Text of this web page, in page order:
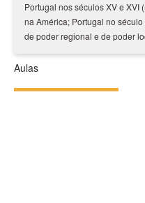
Portugal nos séculos XV e XVI
na América; Portugal no século
de poder regional e de poder
Aulas